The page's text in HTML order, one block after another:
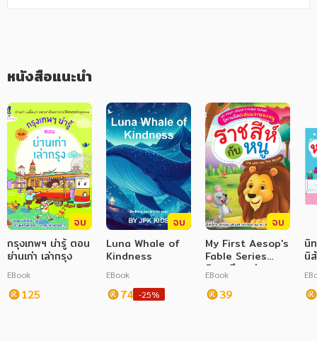
ครอบครัว
วรรณกรรม
การเกษตร ชีววิทยา
การเรียน การศึกษา
เทคโนโลยี การสื่อสาร วิทยาศาสตร์
ภาษาศาสตร์
หนังสือเด็ก
หนังสือแนะนำ
จบ
กรุงเทพฯ น่ารู้ ตอน
ย่านเก่า เล่ากรุง
EBook
125
จบ
Luna Whale of
Kindness
EBook
74 -25%
จบ
My First Aesop's
Fable Series
นิทานอีสปเล่มแรก
ของหนู ราชสีกับหนู
The Lion and
EBook
39
นิ
นิ
ห